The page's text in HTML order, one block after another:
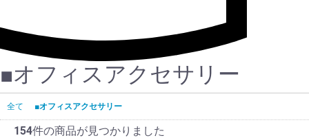
■オフィスアクセサリー
全て ■オフィスアクセサリー
154件の商品が見つかりました